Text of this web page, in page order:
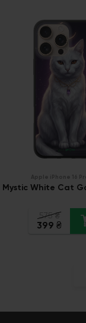
575 ₴
399 ₴